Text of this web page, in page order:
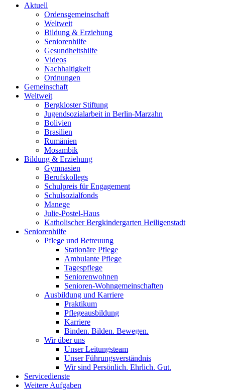
Aktuell
Ordensgemeinschaft
Weltweit
Bildung & Erziehung
Seniorenhilfe
Gesundheitshilfe
Videos
Nachhaltigkeit
Ordnungen
Gemeinschaft
Weltweit
Bergkloster Stiftung
Jugendsozialarbeit in Berlin-Marzahn
Bolivien
Brasilien
Rumänien
Mosambik
Bildung & Erziehung
Gymnasien
Berufskollegs
Schulpreis für Engagement
Schulsozialfonds
Manege
Julie-Postel-Haus
Katholischer Bergkindergarten Heiligenstadt
Seniorenhilfe
Pflege und Betreuung
Stationäre Pflege
Ambulante Pflege
Tagespflege
Seniorenwohnen
Senioren-Wohn­ge­mein­schaf­ten
Ausbildung und Karriere
Praktikum
Pflegeausbildung
Karriere
Binden. Bilden. Bewegen.
Wir über uns
Unser Leitungsteam
Unser Führungsverständnis
Wir sind Persönlich. Ehrlich. Gut.
Servicedienste
Weitere Aufgaben